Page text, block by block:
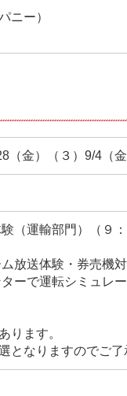
ニー）
（金）（３）9/4（金
（運輸部門）（９：
放送体験・券売機
で運転シミュレー
ります。
なりますのでご了